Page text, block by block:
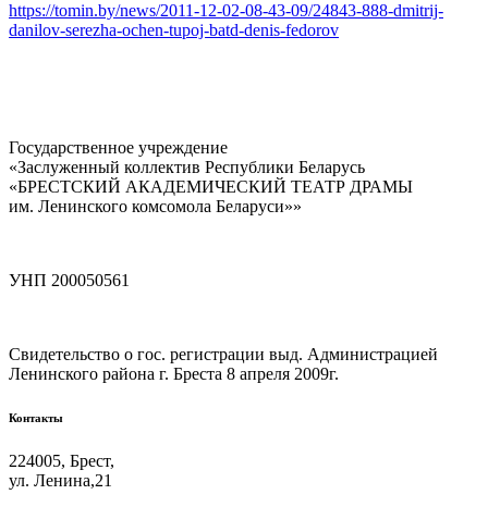
https://tomin.by/news/2011-12-02-08-43-09/24843-888-dmitrij-
danilov-serezha-ochen-tupoj-batd-denis-fedorov
Государственное учреждение
«Заслуженный коллектив Республики Беларусь
«БРЕСТСКИЙ АКАДЕМИЧЕСКИЙ ТЕАТР ДРАМЫ
им. Ленинского комсомола Беларуси»»
УНП 200050561
Свидетельство о гос. регистрации выд. Администрацией
Ленинского района г. Бреста 8 апреля 2009г.
Контакты
224005, Брест,
ул. Ленина,21